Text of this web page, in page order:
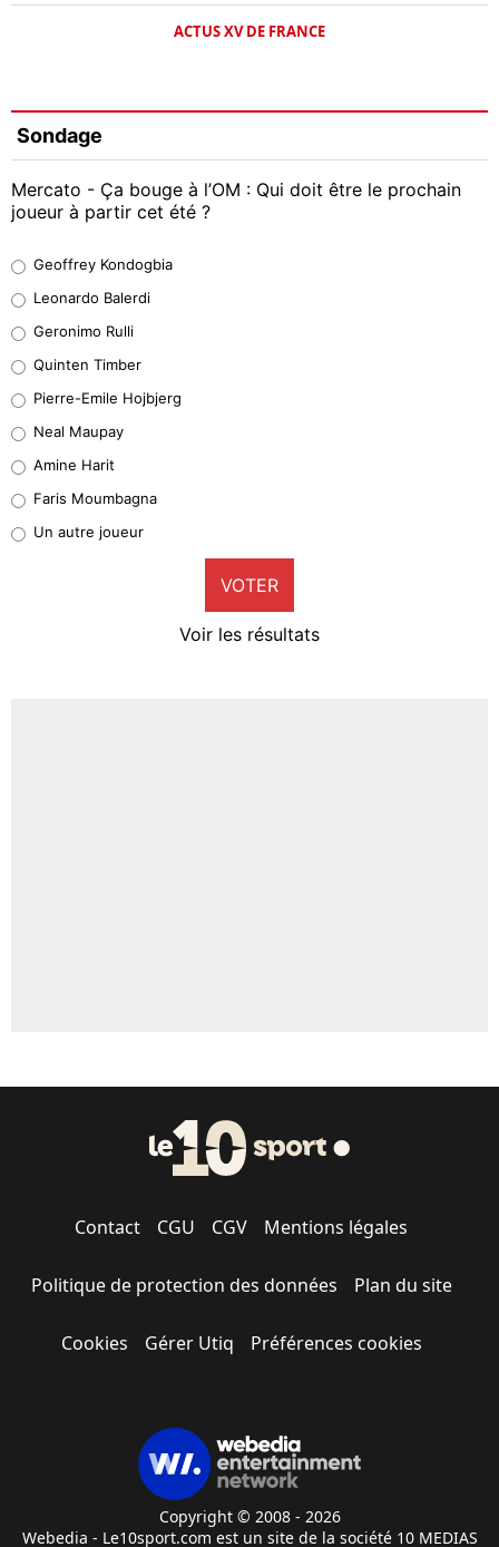
ACTUS XV DE FRANCE
Sondage
Mercato - Ça bouge à l’OM : Qui doit être le prochain
joueur à partir cet été ?
38%
32%
5%
1%
9%
Geoffrey Kondogbia
Leonardo Balerdi
Geronimo Rulli
Quinten Timber
Pierre-Emile Hojbjerg
Neal Maupay
Amine Harit
Faris Moumbagna
Un autre joueur
VOTER
Voir les résultats
Contact CGU CGV Mentions légales
Politique de protection des données Plan du site
Cookies Gérer Utiq Préférences cookies
Copyright © 2008 - 2026
Webedia - Le10sport.com est un site de la société 10 MEDIAS